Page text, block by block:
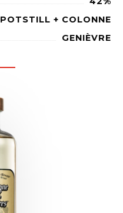
POTSTILL + COLONNE
GENIÈVRE